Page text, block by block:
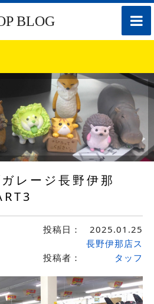
toggle
BLOG
レージ長野伊那
投稿日： 2025.01.25
投稿者：
長野伊那店ス
タッフ